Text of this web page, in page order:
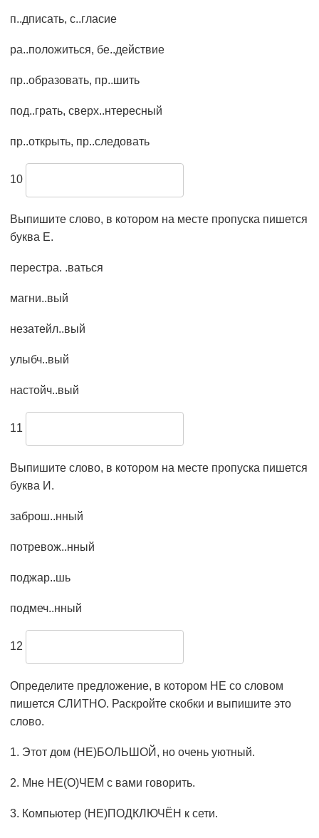
п..дписать, с..гласие
ра..положиться, бе..действие
пр..образовать, пр..шить
под..грать, сверх..нтересный
пр..открыть, пр..следовать
10
Выпишите слово, в котором на месте пропуска пишется
буква Е.
перестра. .ваться
магни..вый
незатейл..вый
улыбч..вый
настойч..вый
11
Выпишите слово, в котором на месте пропуска пишется
буква И.
заброш..нный
потревож..нный
поджар..шь
подмеч..нный
12
Определите предложение, в котором НЕ со словом
пишется СЛИТНО. Раскройте скобки и выпишите это
слово.
1. Этот дом (НЕ)БОЛЬШОЙ, но очень уютный.
2. Мне НЕ(О)ЧЕМ с вами говорить.
3. Компьютер (НЕ)ПОДКЛЮЧЁН к сети.